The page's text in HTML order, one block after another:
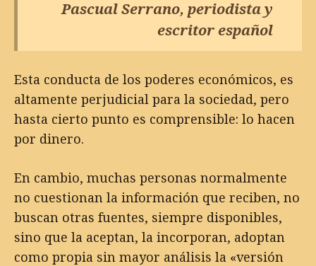
Pascual Serrano, periodista y
escritor español
Esta conducta de los poderes económicos, es
altamente perjudicial para la sociedad, pero
hasta cierto punto es comprensible: lo hacen
por dinero.
En cambio, muchas personas normalmente
no cuestionan la información que reciben, no
buscan otras fuentes, siempre disponibles,
sino que la aceptan, la incorporan, adoptan
como propia sin mayor análisis la «versión